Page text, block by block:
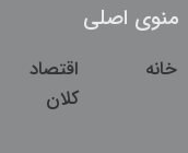
منوی اصلی
خانه
اقتصاد
کلان